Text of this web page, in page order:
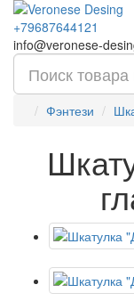
+79687644121
info@veronese-
Фэнтези